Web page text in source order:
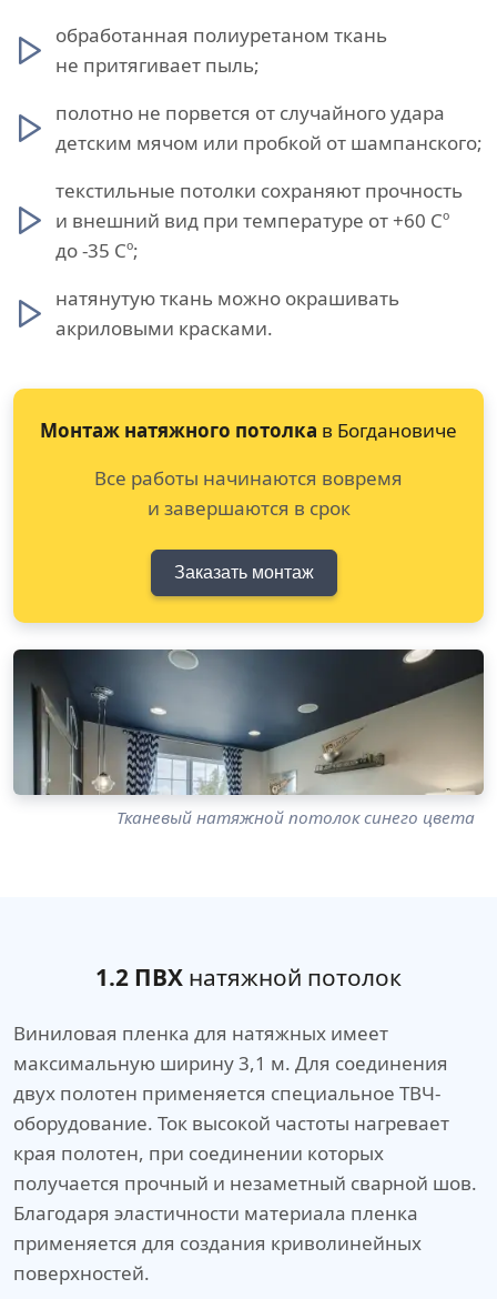
обработанная полиуретаном ткань
не притягивает пыль;
полотно не порвется от случайного удара
детским мячом или пробкой от шампанского;
текстильные потолки сохраняют прочность
и внешний вид при температуре от +60 Сº
до -35 Сº;
натянутую ткань можно окрашивать
акриловыми красками.
Монтаж натяжного потолка в Богдановиче
Все работы начинаются вовремя
и завершаются в срок
Заказать монтаж
Тканевый натяжной потолок синего цвета
1.2 ПВХ натяжной потолок
Виниловая пленка для натяжных имеет
максимальную ширину 3,1 м. Для соединения
двух полотен применяется специальное ТВЧ-
оборудование. Ток высокой частоты нагревает
края полотен, при соединении которых
получается прочный и незаметный сварной шов.
Благодаря эластичности материала пленка
применяется для создания криволинейных
поверхностей.